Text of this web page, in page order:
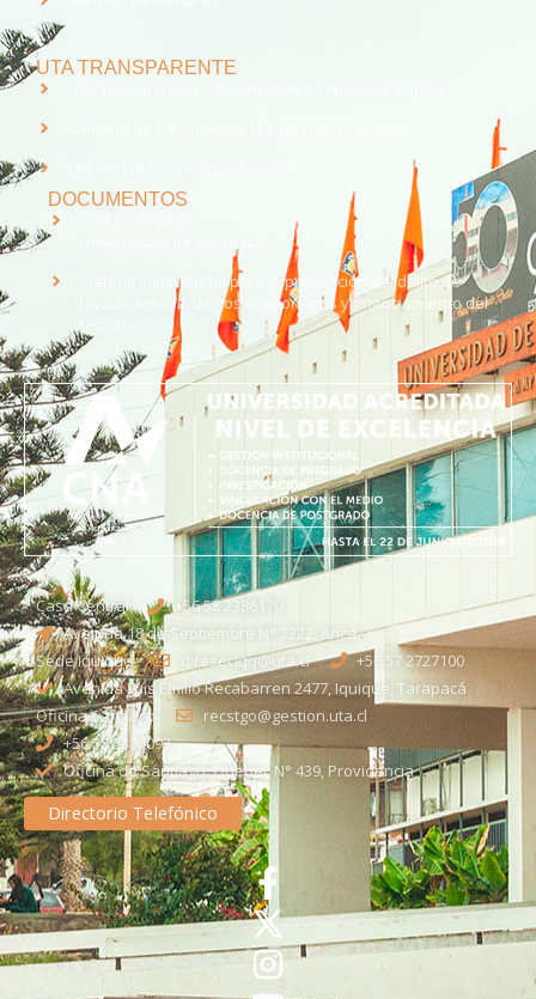
UTA TRANSPARENTE
DOCUMENTOS
Manual institucional para la prevención del delito de
lavado activos, delitos funcionarios y financiamiento del
Casa Central
+56 58 2386170
Avenida 18 de Septiembre N° 2222, Arica
Sede Iquique
direseciqq@uta.cl
+56 57 2727100​
Avenida Luis Emilio Recabarren 2477, Iquique, Tarapacá
Oficina Santiago
recstgo@gestion.uta.cl
+56 58 2386093
Oficina de Santiago: Quebec N° 439, Providencia
Directorio Telefónico